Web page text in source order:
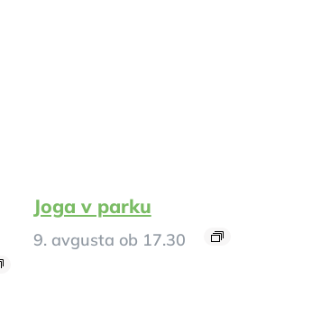
Joga v parku
9. avgusta ob 17.30